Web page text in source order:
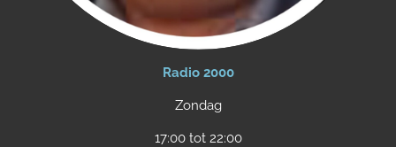
Radio 2000
Zondag
17:00 tot 22:00